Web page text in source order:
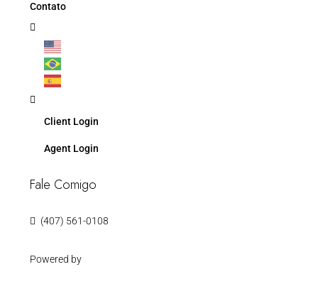
Contato
Client Login
Agent Login
Fale Comigo
(407) 561-0108
Powered by